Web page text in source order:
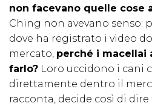
non facevano quelle cose
Ching non avevano senso:
dove ha registrato i video
mercato, perché i macellai
farlo? Loro uccidono i cani
direttamente dentro il
racconta, decide così di